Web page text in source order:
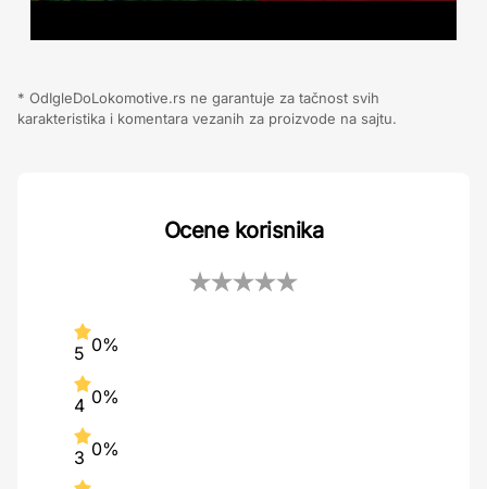
* OdIgleDoLokomotive.rs ne garantuje za tačnost svih
karakteristika i komentara vezanih za proizvode na sajtu.
Ocene korisnika
5 0%
4 0%
3 0%